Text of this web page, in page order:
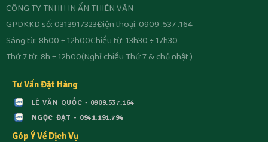
CÔNG TY TNHH IN ẤN THIÊN VĂN
GPDKKD số: 0313917323Điện thoại: 0909 .537 .164
Sáng từ: 8h00 ÷ 12h00Chiều từ: 13h30 ÷ 17h30
Thứ 7 từ: 8h ÷ 12h00(Nghỉ chiều Thứ 7 & chủ nhật )
Tư Vấn Đặt Hàng
LÊ VĂN QUỐC - 0909.537.164
NGỌC ĐẠT - 0941.191.794
Góp Ý Về Dịch Vụ